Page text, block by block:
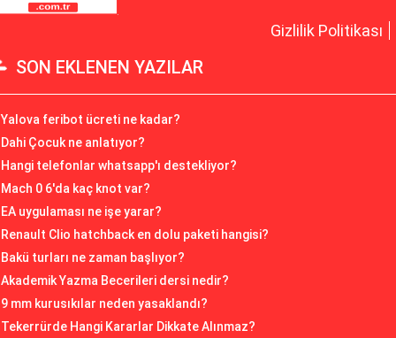
Gizlilik Politikası
SON EKLENEN YAZILAR
Yalova feribot ücreti ne kadar?
Dahi Çocuk ne anlatıyor?
Hangi telefonlar whatsapp'ı destekliyor?
Mach 0 6'da kaç knot var?
EA uygulaması ne işe yarar?
Renault Clio hatchback en dolu paketi hangisi?
Bakü turları ne zaman başlıyor?
Akademik Yazma Becerileri dersi nedir?
9 mm kurusıkılar neden yasaklandı?
Tekerrürde Hangi Kararlar Dikkate Alınmaz?